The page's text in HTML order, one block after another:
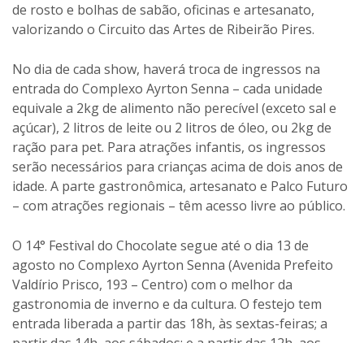
de rosto e bolhas de sabão, oficinas e artesanato,
valorizando o Circuito das Artes de Ribeirão Pires.
No dia de cada show, haverá troca de ingressos na
entrada do Complexo Ayrton Senna – cada unidade
equivale a 2kg de alimento não perecível (exceto sal e
açúcar), 2 litros de leite ou 2 litros de óleo, ou 2kg de
ração para pet. Para atrações infantis, os ingressos
serão necessários para crianças acima de dois anos de
idade. A parte gastronômica, artesanato e Palco Futuro
– com atrações regionais – têm acesso livre ao público.
O 14° Festival do Chocolate segue até o dia 13 de
agosto no Complexo Ayrton Senna (Avenida Prefeito
Valdírio Prisco, 193 – Centro) com o melhor da
gastronomia de inverno e da cultura. O festejo tem
entrada liberada a partir das 18h, às sextas-feiras; a